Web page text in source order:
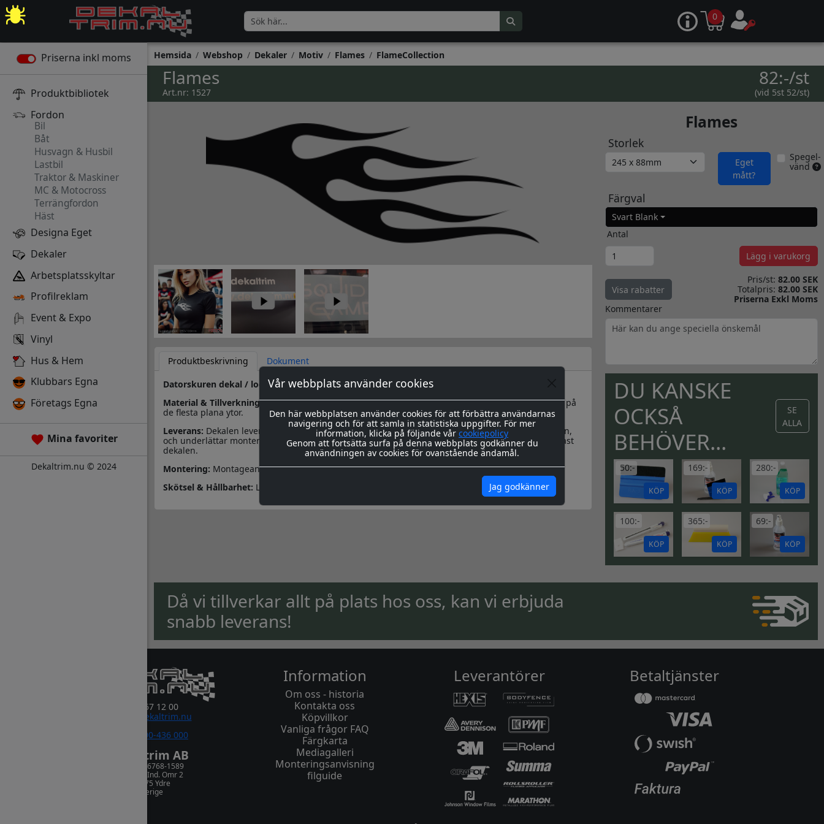
Vår webbplats använder cookies
Den här webbplatsen använder cookies för att förbättra användarnas
navigering och för att samla in statistiska uppgifter. För mer
information, klicka på följande vår cookiepolicy
Genom att fortsätta surfa på denna webbplats godkänner du
användningen av cookies för ovanstående ändamål.
Jag godkänner
0
Priserna inkl moms
Produktbibliotek
Fordon
Bil
Båt
Husvagn & Husbil
Lastbil
Traktor & Maskiner
MC & Motocross
Terrängfordon
Häst
Designa Eget
Dekaler
Arbetsplatsskyltar
Profilreklam
Event & Expo
Vinyl
Hus & Hem
Klubbars Egna
Företags Egna
Mina favoriter
Dekaltrim.nu © 2024
Hemsida Webshop Dekaler Motiv Flames FlameCollection
Flames
Art.nr: 1527
82:-/st
(vid 5st 52/st)
Produktbeskrivning
Dokument
Datorskuren dekal / logo
Material & Tillverkning:Dessa dekaler skärs ut i en 8-årig genomfärgad kvalitetsfolie, som fäster på
de flesta plana ytor.
Leverans: Dekalen levereras redo för montage med appliceringstape över som håller ihop dekalen,
och underlättar monteringen. Appliceringstapen tas bort efter montering, och kvar sitter då endast
dekalen.
Montering: Montageanvisning hittar duhär
Skötsel & Hållbarhet: Läs igenom våra instrukioner före och efter montage
Flames
Storlek
Eget
mått?
Spegel-
vänd
Färgval
Svart Blank
Antal
Lägg i varukorg
Visa rabatter
Pris/st: 82.00 SEK
Totalpris: 82.00 SEK
Priserna Exkl Moms
Kommentarer
DU KANSKE
OCKSÅ
BEHÖVER...
SE
ALLA
50:-
KÖP
169:-
KÖP
280:-
KÖP
100:-
KÖP
365:-
KÖP
69:-
KÖP
Då vi tillverkar allt på plats hos oss, kan vi erbjuda
snabb leverans!
0381-67 12 00
order@dekaltrim.nu
0700-436 000
Dekaltrim AB
Orgnr. 556768-1589
Rydsnäs Ind. Omr 2
573 75 Ydre
Sverige
Information
Om oss - historia
Kontakta oss
Köpvillkor
Vanliga frågor FAQ
Färgkarta
Mediagalleri
Monteringsanvisning
filguide
Leverantörer Betaltjänster